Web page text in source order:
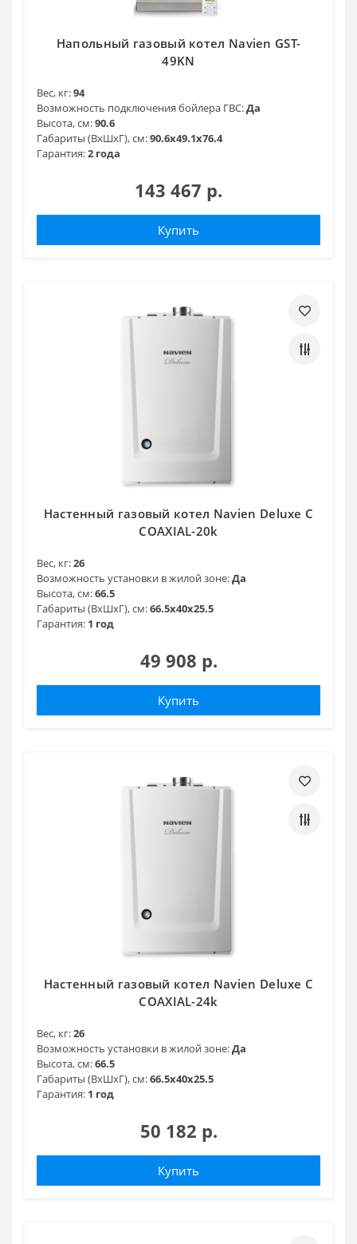
Напольный газовый котел Navien GST-
49KN
Вес, кг:94
Возможность подключения бойлера ГВС:Да
Высота, см:90.6
Габариты (ВхШхГ), см:90.6x49.1x76.4
Гарантия:2 года
143 467 р.
Купить
Настенный газовый котел Navien Deluxe C
COAXIAL-20k
Вес, кг:26
Возможность установки в жилой зоне:Да
Высота, см:66.5
Габариты (ВхШхГ), см:66.5х40х25.5
Гарантия: 1 год
49 908 р.
Купить
Настенный газовый котел Navien Deluxe C
COAXIAL-24k
Вес, кг:26
Возможность установки в жилой зоне:Да
Высота, см:66.5
Габариты (ВхШхГ), см:66.5х40х25.5
Гарантия: 1 год
50 182 р.
Купить